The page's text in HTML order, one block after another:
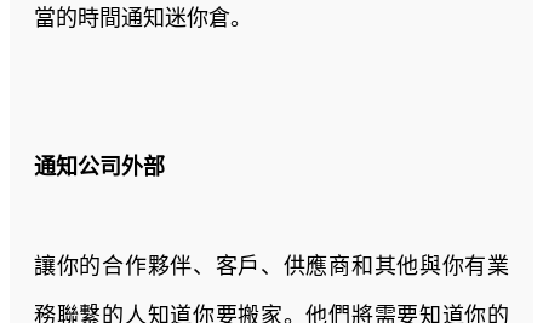
當的時間通知迷你倉。
通知公司外部
讓你的合作夥伴、客戶、供應商和其他與你有業
務聯繫的人知道你要搬家。他們將需要知道你的